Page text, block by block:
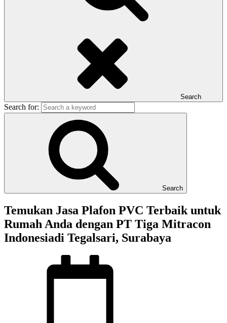
Search
Search for:
Search
Temukan Jasa Plafon PVC Terbaik untuk
Rumah Anda dengan PT Tiga Mitracon
Indonesiadi Tegalsari, Surabaya